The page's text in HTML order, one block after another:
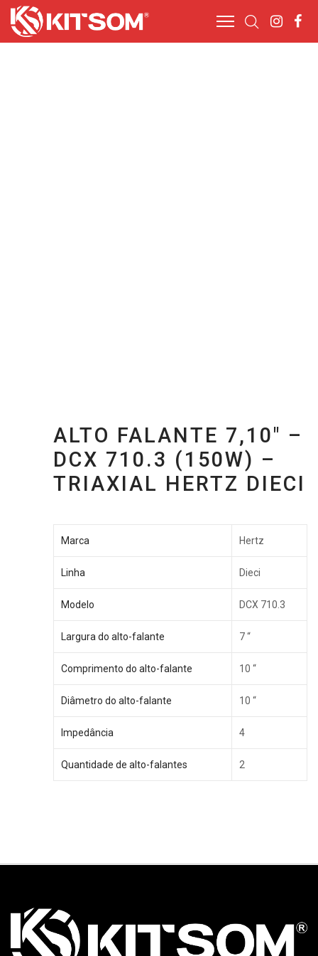
ALTO FALANTE 7,10″ –
DCX 710.3 (150W) –
TRIAXIAL HERTZ DIECI
Marca Hertz
Linha Dieci
Modelo DCX 710.3
Largura do alto-falante 7 “
Comprimento do alto-falante 10 “
Diâmetro do alto-falante 10 “
Impedância 4
Quantidade de alto-falantes 2